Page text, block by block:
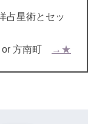
占星術とセッ
or 方南町
→★